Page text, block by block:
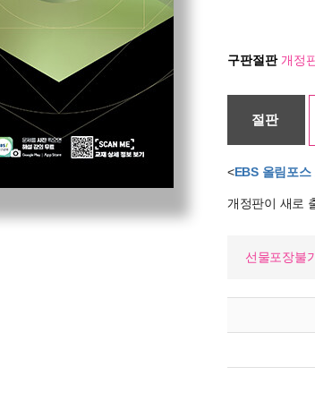
구판절판개정
절판
<EBS 올림포
개정판이 새로
선물포장불